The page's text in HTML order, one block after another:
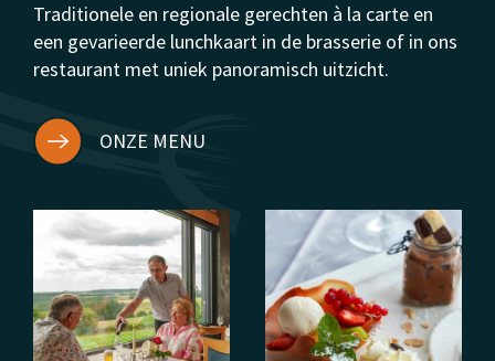
Traditionele en regionale gerechten à la carte en
een gevarieerde lunchkaart in de brasserie of in ons
restaurant met uniek panoramisch uitzicht.
ONZE MENU